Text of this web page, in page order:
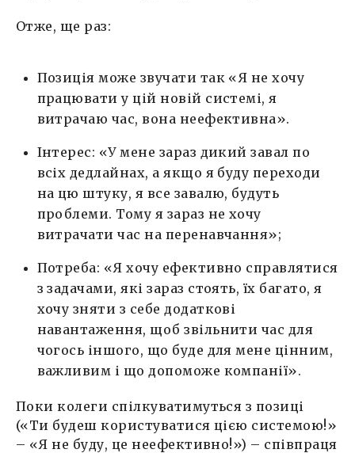
Отже, ще раз:
Позиція може звучати так «Я не хочу
працювати у цій новій системі, я
витрачаю час, вона неефективна».
Інтерес: «У мене зараз дикий завал по
всіх дедлайнах, а якщо я буду переходи
на цю штуку, я все завалю, будуть
проблеми. Тому я зараз не хочу
витрачати час на перенавчання»;
Потреба: «Я хочу ефективно справлятися
з задачами, які зараз стоять, їх багато, я
хочу зняти з себе додаткові
навантаження, щоб звільнити час для
чогось іншого, що буде для мене цінним,
важливим і що допоможе компанії».
Поки колеги спілкуватимуться з позиці
(«Ти будеш користуватися цією системою!»
– «Я не буду, це неефективно!») – співпраця